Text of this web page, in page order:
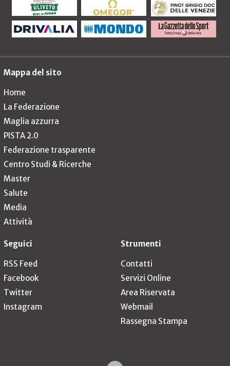
Mappa del sito
Home
La Federazione
Maglia azzurra
PISTA 2.0
Federazione trasparente
Centro Studi & Ricerche
Master
Salute
Media
Attività
Seguici
RSS Feed
Facebook
Twitter
Instagram
Strumenti
Contatti
Servizi Online
Area Riservata
Webmail
Rassegna Stampa